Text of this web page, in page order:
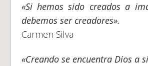
«Si hemos sido creados a
debemos ser creadores».
Carmen Silva
«Creando se encuentra Dios a